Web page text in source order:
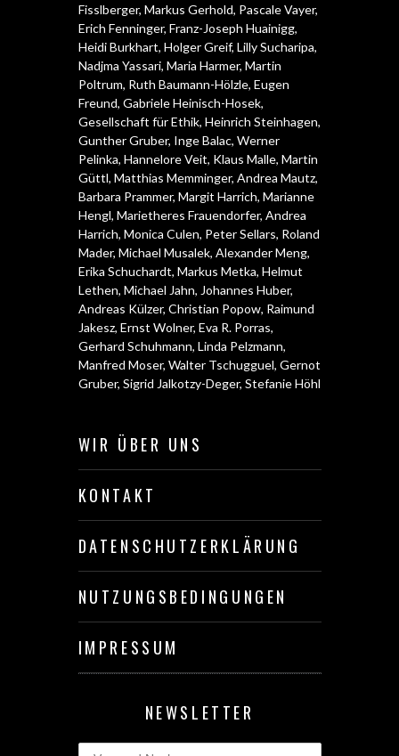
Fisslberger, Markus Gerhold, Pascale Vayer,
Erich Fenninger, Franz-Joseph Huainigg,
Heidi Burkhart, Holger Greif, Lilly Sucharipa,
Nadjma Yassari, Maria Harmer, Martin
Poltrum, Ruth Baumann-Hölzle, Eugen
Freund, Gabriele Heinisch-Hosek,
Gesellschaft für Ethik, Heinrich Steinhagen,
Gunther Gruber, Inge Balac, Werner
Pelinka, Hannelore Veit, Klaus Malle, Martin
Güttl, Matthias Memminger, Andrea Mautz,
Barbara Prammer, Margit Harrich, Marianne
Hengl, Marietheres Frauendorfer, Andrea
Harrich, Monica Culen, Peter Sellars, Roland
Mader, Michael Musalek, Alexander Meng,
Erika Schuchardt, Markus Metka, Helmut
Lethen, Michael Jahn, Johannes Huber,
Andreas Külzer, Christian Popow, Raimund
Jakesz, Ernst Wolner, Eva R. Porras,
Gerhard Schuhmann, Linda Pelzmann,
Manfred Moser, Walter Tschugguel, Gernot
Gruber, Sigrid Jalkotzy-Deger, Stefanie Höhl
WIR ÜBER UNS
KONTAKT
DATENSCHUTZERKLÄRUNG
NUTZUNGSBEDINGUNGEN
IMPRESSUM
NEWSLETTER